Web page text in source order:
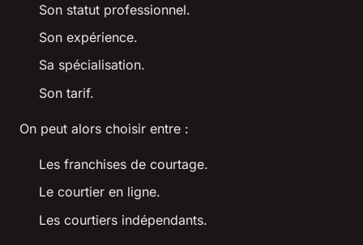
Son statut professionnel.
Son expérience.
Sa spécialisation.
Son tarif.
On peut alors choisir entre :
Les franchises de courtage.
Le courtier en ligne.
Les courtiers indépendants.